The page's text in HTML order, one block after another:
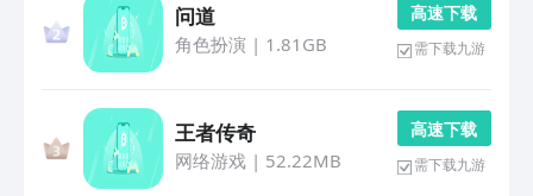
问道
角色扮演 | 1.81GB
高 速 下 载
需下载九游
王者传奇
网络游戏| 52.22MB
高 速 下 载
需下载九游